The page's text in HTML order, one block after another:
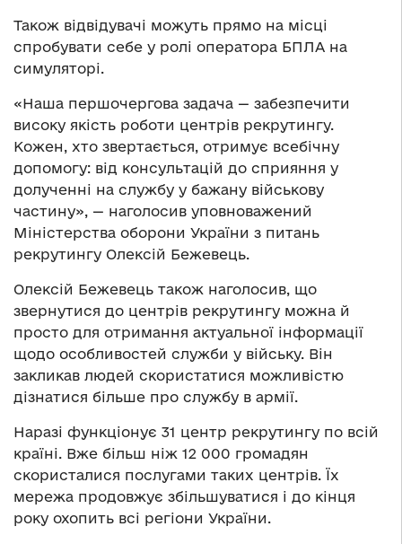
Також відвідувачі можуть прямо на місці
спробувати себе у ролі оператора БПЛА на
симуляторі.
«Наша першочергова задача — забезпечити
високу якість роботи центрів рекрутингу.
Кожен, хто звертається, отримує всебічну
допомогу: від консультацій до сприяння у
долученні на службу у бажану військову
частину», — наголосив уповноважений
Міністерства оборони України з питань
рекрутингу Олексій Бежевець.
Олексій Бежевець також наголосив, що
звернутися до центрів рекрутингу можна й
просто для отримання актуальної інформації
щодо особливостей служби у війську. Він
закликав людей скористатися можливістю
дізнатися більше про службу в армії.
Наразі функціонує 31 центр рекрутингу по всій
країні. Вже більш ніж 12 000 громадян
скористалися послугами таких центрів. Їх
мережа продовжує збільшуватися і до кінця
року охопить всі регіони України.